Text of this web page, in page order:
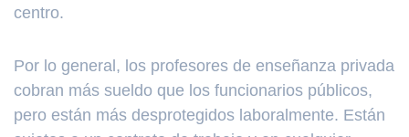
centro.
Por lo general, los profesores de enseñanza privada
cobran más sueldo que los funcionarios públicos,
pero están más desprotegidos laboralmente. Están